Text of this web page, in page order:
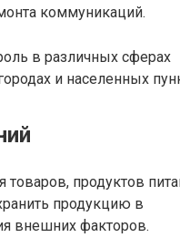
коммуникаций.
в различных сферах
и населенных
товаров, продуктов
продукцию в
внешних факторов.